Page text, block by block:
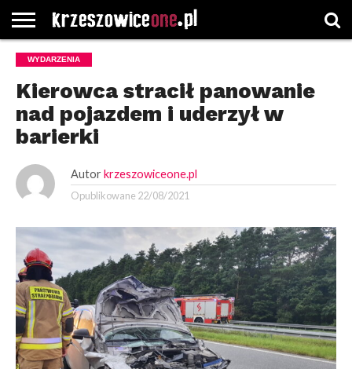
STRONA
GŁÓWNA
WYBORY
WYBIERZ
ROZKŁADY
GREGORCZYK
KONTAKT
WYDARZENIA
Kierowca stracił panowanie
nad pojazdem i uderzył w
barierki
Autor krzeszowiceone.pl
Opublikowane 22/08/2021